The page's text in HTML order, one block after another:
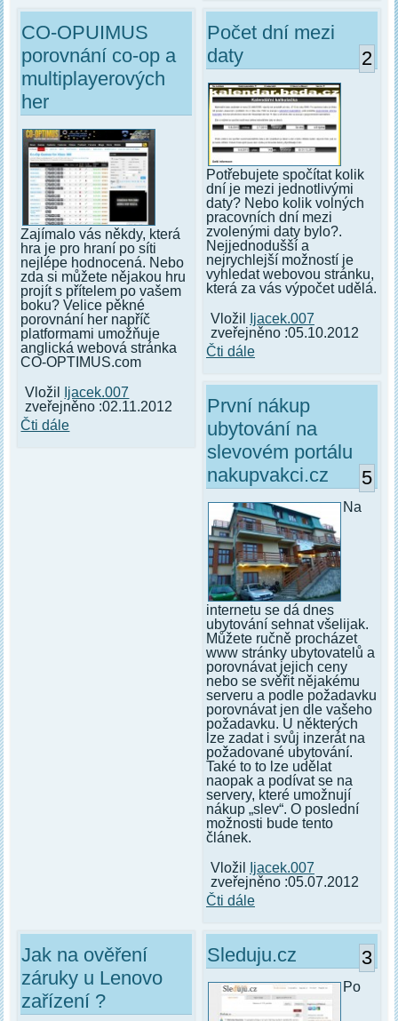
CO-OPUIMUS
porovnání co-op a
multiplayerových
her
Zajímalo vás někdy, která
hra je pro hraní po síti
nejlépe hodnocená. Nebo
zda si můžete nějakou hru
projít s přítelem po vašem
boku? Velice pěkné
porovnání her napříč
platformami umožňuje
anglická webová stránka
CO-OPTIMUS.com
Vložil
Ijacek.007
zveřejněno :02.11.2012
Čti dále
Počet dní mezi
daty
2
Potřebujete spočítat kolik
dní je mezi jednotlivými
daty? Nebo kolik volných
pracovních dní mezi
zvolenými daty bylo?.
Nejjednodušší a
nejrychlejší možností je
vyhledat webovou stránku,
která za vás výpočet udělá.
Vložil
Ijacek.007
zveřejněno :05.10.2012
Čti dále
První nákup
ubytování na
slevovém portálu
nakupvakci.cz
5
Na
internetu se dá dnes
ubytování sehnat všelijak.
Můžete ručně procházet
www stránky ubytovatelů a
porovnávat jejich ceny
nebo se svěřit nějakému
serveru a podle požadavku
porovnávat jen dle vašeho
požadavku. U některých
lze zadat i svůj inzerát na
požadované ubytování.
Také to to lze udělat
naopak a podívat se na
servery, které umožnují
nákup „slev“. O poslední
možnosti bude tento
článek.
Vložil
Ijacek.007
zveřejněno :05.07.2012
Čti dále
Jak na ověření
záruky u Lenovo
zařízení ?
Sleduju.cz 3
Po